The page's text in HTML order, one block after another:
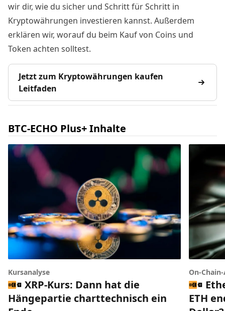
wir dir, wie du sicher und Schritt für Schritt in
Kryptowährungen investieren kannst. Außerdem
erklären wir, worauf du beim Kauf von Coins und
Token achten solltest.
Jetzt zum Kryptowährungen kaufen
Leitfaden
BTC-ECHO Plus+ Inhalte
Kursanalyse
XRP-Kurs: Dann hat die
Hängepartie charttechnisch ein
On-
ETH